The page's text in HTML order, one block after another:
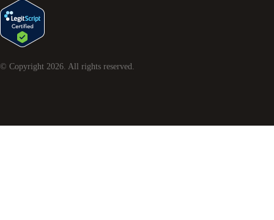
© Copyright 2026. All rights reserved.